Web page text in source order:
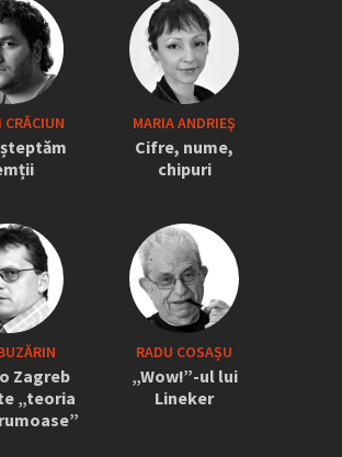
a tras sforile să revină la
» Pițurcă face dezvăluiri
știam că vine el...” +
avion: „Era transfigurat”
CRĂCIUN MARIA ANDRIEŞ
Cifre, nume,
chipuri
Zagreb
„teoria
RADU COSAȘU
„Wow!”-ul lui
Lineker